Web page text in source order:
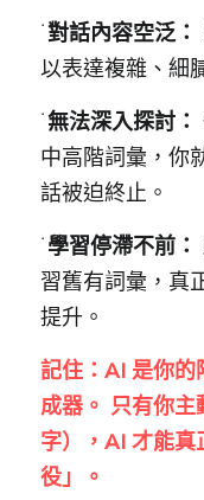
˙對話內容空泛：
以表達複雜、細
˙無法深入探討：
中高階詞彙，你
話被迫終止。
˙學習停滯不前：
習舊有詞彙，真
提升。
記住：AI 是你的
成器。 只有你
字），AI 才能真
役」。